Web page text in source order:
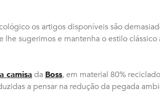
os artigos disponíveis são
lhe sugerimos e mantenha o estilo clássico
camisa da Boss, em material 80%
a pensar na redução da pegada